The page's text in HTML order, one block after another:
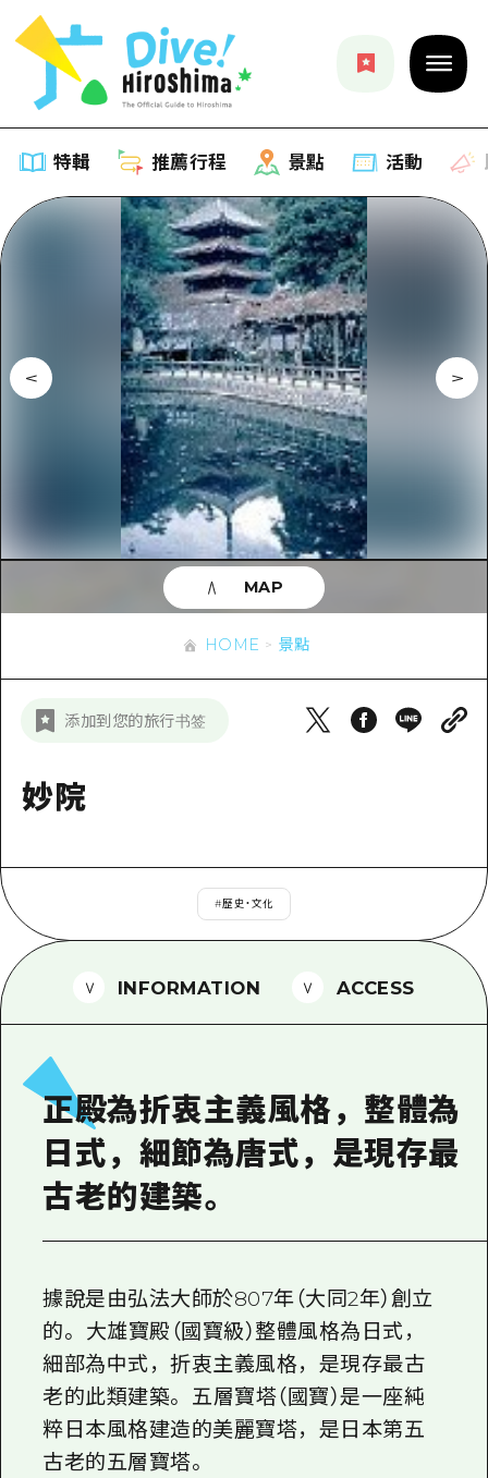
特輯 推薦行程 景點 活動
特輯
列表
推薦
藝術
活動·廟會
美食·酒水
騎自行車
購物
運動
夜晚生活
治癒
推薦行程
列表
Dive! Hiroshima 官方向導
廣島隨意旅行
廣島市內
安芸
答對了
宮島周邊
一日遊
1晚2天
2晚3天
景點
列表
廣島市內
安芸
答對了
美北
東山口
活動
即時訊息
有用的信息
列表
廣島免費 Wi-Fi
常見問題
照片下載
災難發生期間的交通資訊
新聞
HOME 景點
添加到您的旅行书签
妙院
#歷史・文化
MAP
INFORMATION ACCESS
正殿為折衷主義風格，整體為
日式，細節為唐式，是現存最
古老的建築。
據說是由弘法大師於807年（大同2年）創立
的。 大雄寶殿（國寶級）整體風格為日式，
細部為中式，折衷主義風格，是現存最古
老的此類建築。 五層寶塔（國寶）是一座純
粹日本風格建造的美麗寶塔，是日本第五
古老的五層寶塔。